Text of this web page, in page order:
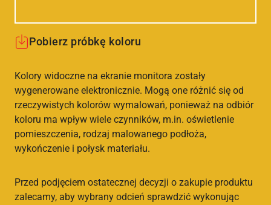
Pobierz próbkę koloru
Kolory widoczne na ekranie monitora zostały
wygenerowane elektronicznie. Mogą one różnić się od
rzeczywistych kolorów wymalowań, ponieważ na odbiór
koloru ma wpływ wiele czynników, m.in. oświetlenie
pomieszczenia, rodzaj malowanego podłoża,
wykończenie i połysk materiału.
Przed podjęciem ostatecznej decyzji o zakupie produktu
zalecamy, aby wybrany odcień sprawdzić wykonując